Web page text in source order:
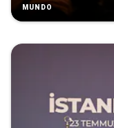
MUNDO